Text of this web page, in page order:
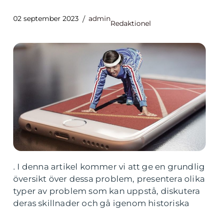
02 september 2023 admin
Redaktionel
. I denna artikel kommer vi att ge en grundlig
översikt över dessa problem, presentera olika
typer av problem som kan uppstå, diskutera
deras skillnader och gå igenom historiska